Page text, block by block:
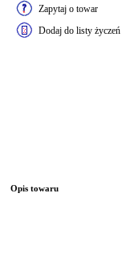
Zapytaj o towar
Dodaj do listy życzeń
Opis towaru